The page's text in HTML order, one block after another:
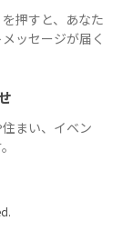
押すと、あなた
ッセージが届く
まい、イベン